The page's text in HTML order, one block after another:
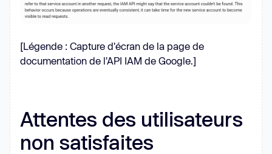
[Légende : Capture d'écran de la page de
documentation de l'API IAM de Google.]
Attentes des utilisateurs
non satisfaites